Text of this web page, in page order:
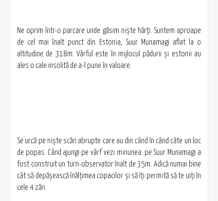
Ne oprim într-o parcare unde găsim nişte hărţi. Suntem aproape
de cel mai înalt punct din Estonia, Suur Munamagi aflat la o
altitudine de 318m. Vârful este în mijlocul pădurii şi estonii au
ales o cale insolită de a-l pune în valoare.
Se urcă pe nişte scări abrupte care au din când în când câte un loc
de popas. Când ajungi pe vârf vezi minunea: pe Suur Munamagi a
fost construit un turn-observator înalt de 35m. Adică numai bine
cât să depăşească înălţimea copacilor şi să îţi permită să te uiţi în
cele 4 zări.